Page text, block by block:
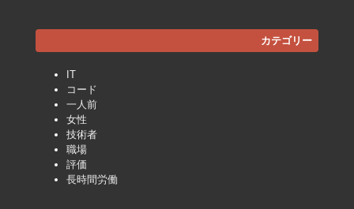
カテゴリー
IT
コード
一人前
女性
技術者
職場
評価
長時間労働